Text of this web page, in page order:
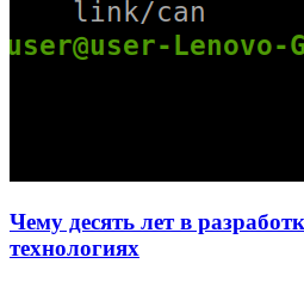
Чему десять лет в
технологиях